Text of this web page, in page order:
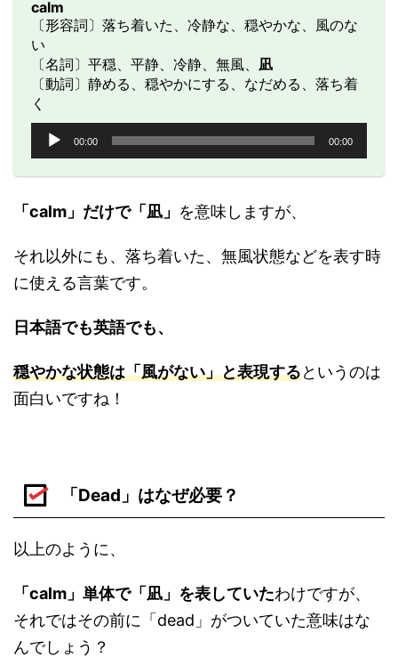
calm
〔形容詞〕落ち着いた、冷静な、穏やかな、風のな
い
〔名詞〕平穏、平静、冷静、無風、 凪
〔動詞〕静める、穏やかにする、なだめる、落ち着
く
ー
ー
00:00 00:00
「calm」だけで「凪」 を意味しますが、
それ以外にも、落ち着いた、無風状態などを表す時
に使える言葉です。
日本語でも英語でも、
穏やかな状態は「風がない」と表現するというのは
面白いですね！
「Dead」はなぜ必要？
以上のように、
「calm」単体で「凪」を表していたわけですが、
それではその前に「dead」がついていた意味はな
んでしょう？